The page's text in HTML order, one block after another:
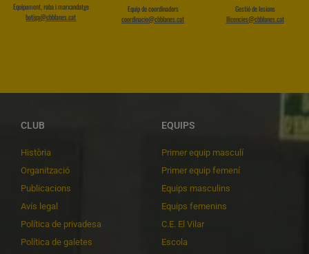
Equipament, roba i marxandatge
botiga@cbblanes.cat
Equip de coordinadors
coordinacio@cbblanes.cat
Gestió de lesions
llicencies@cbblanes.cat
CLUB
Història
Organització
Publicacions
Avís legal
Política de privadesa
Política de galetes
EQUIPS
Primer equip masculí
Primer equip femení
Equips masculins
Equips femenins
C.E. El Vilar
Escola